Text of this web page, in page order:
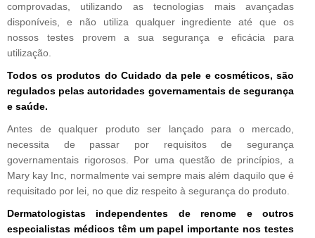
comprovadas, utilizando as tecnologias mais avançadas
disponíveis, e não utiliza qualquer ingrediente até que os
nossos testes provem a sua segurança e eficácia para
utilização.
Todos os produtos do Cuidado da pele e cosméticos, são
regulados pelas autoridades governamentais de segurança
e saúde.
Antes de qualquer produto ser lançado para o mercado,
necessita de passar por requisitos de segurança
governamentais rigorosos. Por uma questão de princípios, a
Mary kay Inc, normalmente vai sempre mais além daquilo que é
requisitado por lei, no que diz respeito à segurança do produto.
Dermatologistas independentes de renome e outros
especialistas médicos têm um papel importante nos testes